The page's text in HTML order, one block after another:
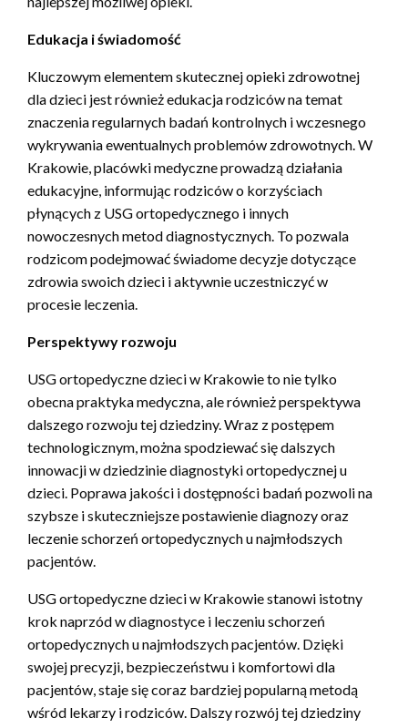
Edukacja i świadomość
Kluczowym elementem skutecznej opieki zdrowotnej
dla dzieci jest również edukacja rodziców na temat
znaczenia regularnych badań kontrolnych i wczesnego
wykrywania ewentualnych problemów zdrowotnych. W
Krakowie, placówki medyczne prowadzą działania
edukacyjne, informując rodziców o korzyściach
płynących z USG ortopedycznego i innych
nowoczesnych metod diagnostycznych. To pozwala
rodzicom podejmować świadome decyzje dotyczące
zdrowia swoich dzieci i aktywnie uczestniczyć w
procesie leczenia.
Perspektywy rozwoju
USG ortopedyczne dzieci w Krakowie to nie tylko
obecna praktyka medyczna, ale również perspektywa
dalszego rozwoju tej dziedziny. Wraz z postępem
technologicznym, można spodziewać się dalszych
innowacji w dziedzinie diagnostyki ortopedycznej u
dzieci. Poprawa jakości i dostępności badań pozwoli na
szybsze i skuteczniejsze postawienie diagnozy oraz
leczenie schorzeń ortopedycznych u najmłodszych
pacjentów.
USG ortopedyczne dzieci w Krakowie stanowi istotny
krok naprzód w diagnostyce i leczeniu schorzeń
ortopedycznych u najmłodszych pacjentów. Dzięki
swojej precyzji, bezpieczeństwu i komfortowi dla
pacjentów, staje się coraz bardziej popularną metodą
wśród lekarzy i rodziców. Dalszy rozwój tej dziedziny